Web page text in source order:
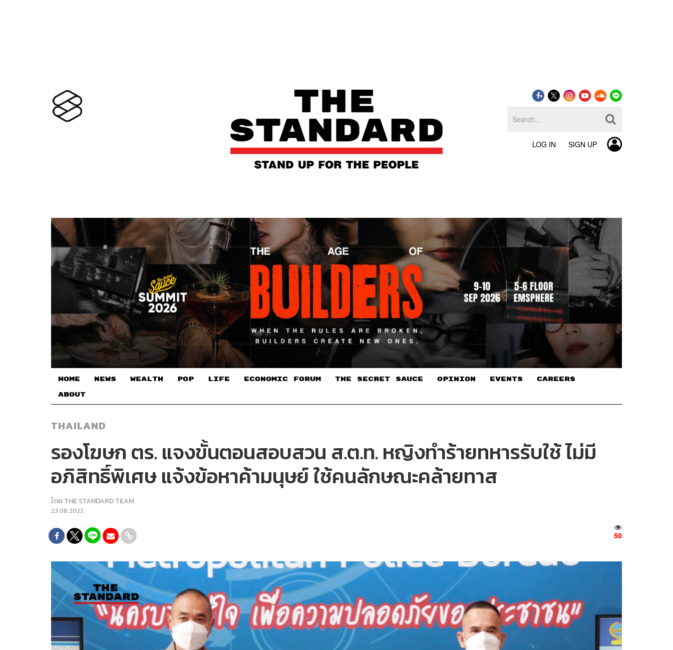
LOG IN SIGN UP
HOME NEWS WEALTH POP LIFE ECONOMIC FORUM THE SECRET SAUCE​ OPINION EVENTS CAREERS
ABOUT
THAILAND
รองโฆษก ตร. แจงขั้นตอนสอบสวน ส.ต.ท. หญิงทำร้ายทหารรับใช้ ไม่มี
อภิสิทธิ์พิเศษ แจ้งข้อหาค้ามนุษย์ ใช้คนลักษณะคล้ายทาส
โดย THE STANDARD TEAM
23.08.2022
50